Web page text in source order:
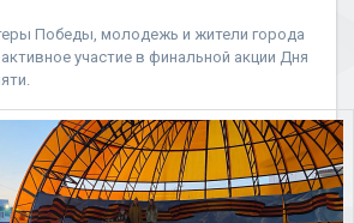
Победы, молодежь и жители города
участие в финальной акции Дня